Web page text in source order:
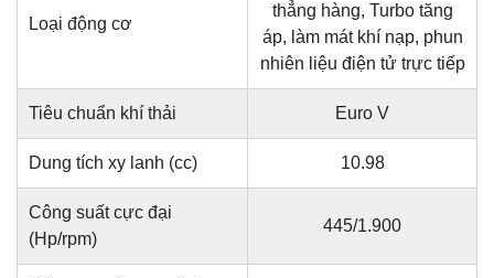
Loại động cơ
thẳng hàng, Turbo tăng
áp, làm mát khí nạp, phun
nhiên liệu điện tử trực tiếp
Tiêu chuẩn khí thải Euro V
Dung tích xy lanh (cc) 10.98
Công suất cực đại
(Hp/rpm)
445/1.900